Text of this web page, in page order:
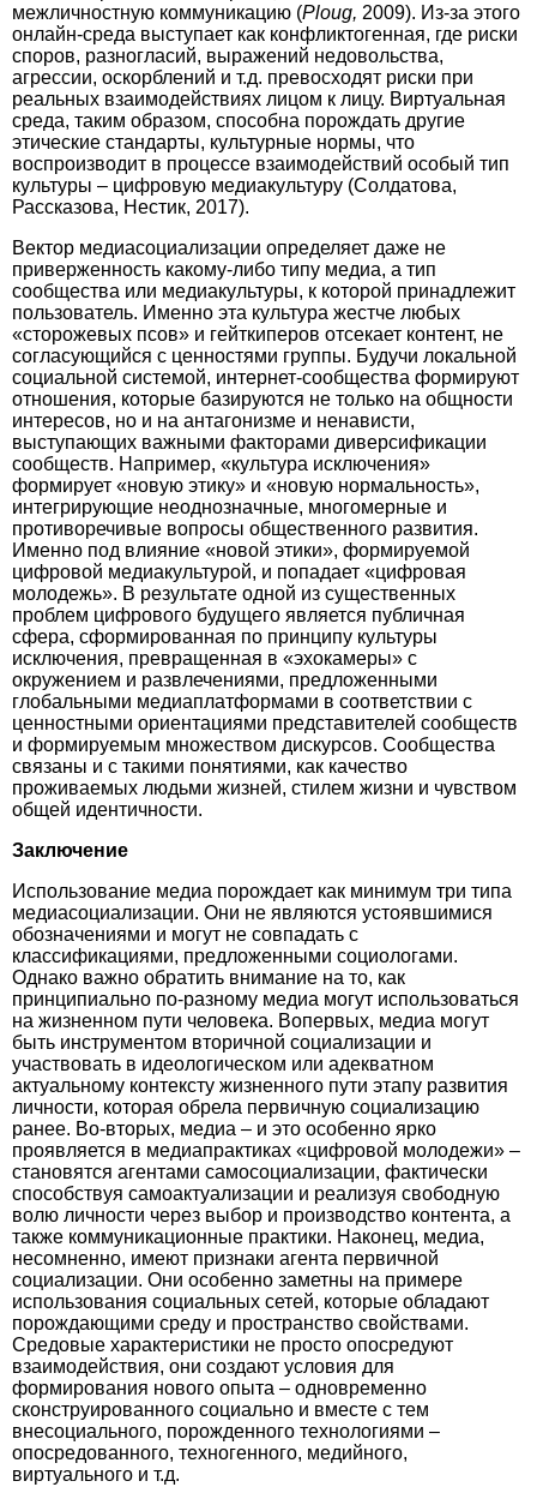
межличностную коммуникацию (Ploug, 2009). Из-за этого
онлайн-среда выступает как конфликтогенная, где риски
споров, разногласий, выражений недовольства,
агрессии, оскорблений и т.д. превосходят риски при
реальных взаимодействиях лицом к лицу. Виртуальная
среда, таким образом, способна порождать другие
этические стандарты, культурные нормы, что
воспроизводит в процессе взаимодействий особый тип
культуры – цифровую медиакультуру (Солдатова,
Рассказова, Нестик, 2017).
Вектор медиасоциализации определяет даже не
приверженность какому-либо типу медиа, а тип
сообщества или медиакультуры, к которой принадлежит
пользователь. Именно эта культура жестче любых
«сторожевых псов» и гейткиперов отсекает контент, не
согласующийся с ценностями группы. Будучи локальной
социальной системой, интернет-сообщества формируют
отношения, которые базируются не только на общности
интересов, но и на антагонизме и ненависти,
выступающих важными факторами диверсификации
сообществ. Например, «культура исключения»
формирует «новую этику» и «новую нормальность»,
интегрирующие неоднозначные, многомерные и
противоречивые вопросы общественного развития.
Именно под влияние «новой этики», формируемой
цифровой медиакультурой, и попадает «цифровая
молодежь». В результате одной из существенных
проблем цифрового будущего является публичная
сфера, сформированная по принципу культуры
исключения, превращенная в «эхокамеры» с
окружением и развлечениями, предложенными
глобальными медиаплатформами в соответствии с
ценностными ориентациями представителей сообществ
и формируемым множеством дискурсов. Сообщества
связаны и с такими понятиями, как качество
проживаемых людьми жизней, стилем жизни и чувством
общей идентичности.
Заключение
Использование медиа порождает как минимум три типа
медиасоциализации. Они не являются устоявшимися
обозначениями и могут не совпадать с
классификациями, предложенными социологами.
Однако важно обратить внимание на то, как
принципиально по-разному медиа могут использоваться
на жизненном пути человека. Вопервых, медиа могут
быть инструментом вторичной социализации и
участвовать в идеологическом или адекватном
актуальному контексту жизненного пути этапу развития
личности, которая обрела первичную социализацию
ранее. Во-вторых, медиа – и это особенно ярко
проявляется в медиапрактиках «цифровой молодежи» –
становятся агентами самосоциализации, фактически
способствуя самоактуализации и реализуя свободную
волю личности через выбор и производство контента, а
также коммуникационные практики. Наконец, медиа,
несомненно, имеют признаки агента первичной
социализации. Они особенно заметны на примере
использования социальных сетей, которые обладают
порождающими среду и пространство свойствами.
Средовые характеристики не просто опосредуют
взаимодействия, они создают условия для
формирования нового опыта – одновременно
сконструированного социально и вместе с тем
внесоциального, порожденного технологиями –
опосредованного, техногенного, медийного,
виртуального и т.д.